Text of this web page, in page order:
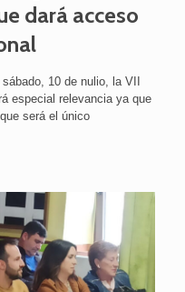
dará acceso
10 de nulio, la VII
especial relevancia ya que
será el único